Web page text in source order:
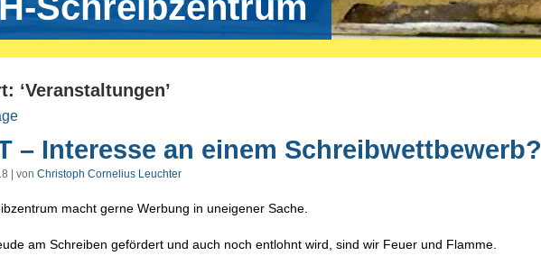
‘Veranstaltungen’
– Interesse an einem Schreibwettbewerb?
| von Christoph Cornelius Leuchter
macht gerne Werbung in uneigener Sache.
am Schreiben gefördert und auch noch entlohnt wird, sind wir Feuer und Flamme.